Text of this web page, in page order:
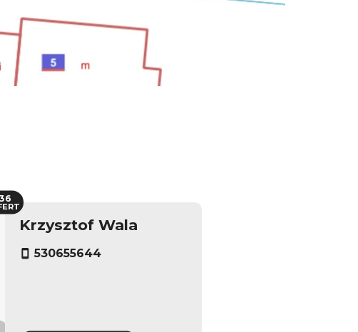
Krzysztof Wala
530655644